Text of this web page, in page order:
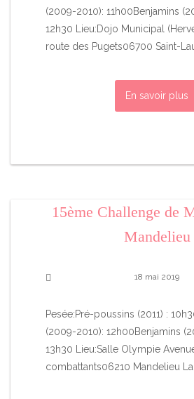
(2009-2010): 11h00Benjamins
12h30 Lieu:Dojo Municipal
route des Pugets06700 Saint-
En savoir plus
15ème Challenge de
Mandelieu
18 mai 2019
Pesée:Pré-poussins (2011) :
(2009-2010): 12h00Benjamins
13h30 Lieu:Salle Olympie
combattants06210 Mandelieu